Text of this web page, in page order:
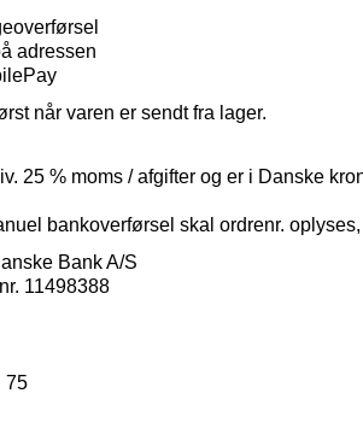
adressen
når varen er sendt fra lager.
25 % moms / afgifter og er i Danske
bankoverførsel skal ordrenr.
Bank A/S
11498388
75